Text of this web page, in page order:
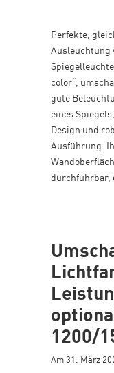
Perfekte,
Ausleuchtung
color“,
gute
eines
Design und
Ausführung.
durchführbar,
1200/
Am 31. März